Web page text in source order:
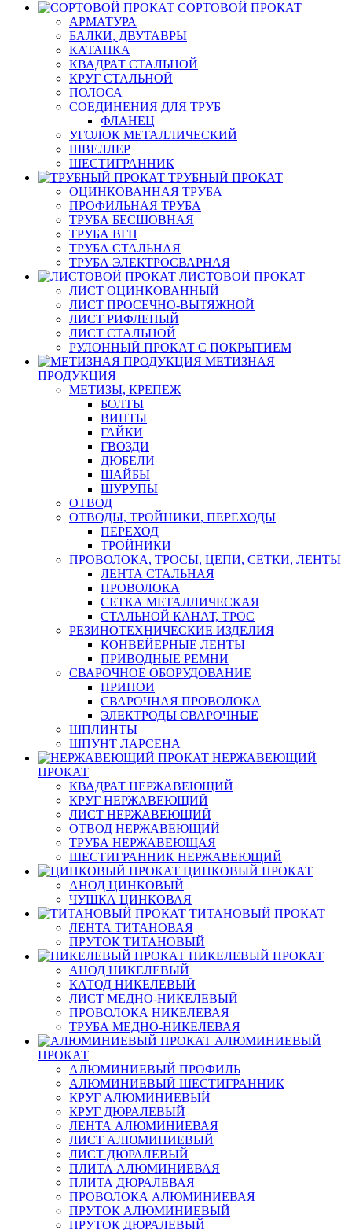
СОРТОВОЙ ПРОКАТ
АРМАТУРА
БАЛКИ, ДВУТАВРЫ
КАТАНКА
КВАДРАТ СТАЛЬНОЙ
КРУГ СТАЛЬНОЙ
ПОЛОСА
СОЕДИНЕНИЯ ДЛЯ ТРУБ
ФЛАНЕЦ
УГОЛОК МЕТАЛЛИЧЕСКИЙ
ШВЕЛЛЕР
ШЕСТИГРАННИК
ТРУБНЫЙ ПРОКАТ
ОЦИНКОВАННАЯ ТРУБА
ПРОФИЛЬНАЯ ТРУБА
ТРУБА БЕСШОВНАЯ
ТРУБА ВГП
ТРУБА СТАЛЬНАЯ
ТРУБА ЭЛЕКТРОСВАРНАЯ
ЛИСТОВОЙ ПРОКАТ
ЛИСТ ОЦИНКОВАННЫЙ
ЛИСТ ПРОСЕЧНО-ВЫТЯЖНОЙ
ЛИСТ РИФЛЕНЫЙ
ЛИСТ СТАЛЬНОЙ
РУЛОННЫЙ ПРОКАТ С ПОКРЫТИЕМ
МЕТИЗНАЯ
ПРОДУКЦИЯ
МЕТИЗЫ, КРЕПЕЖ
БОЛТЫ
ВИНТЫ
ГАЙКИ
ГВОЗДИ
ДЮБЕЛИ
ШАЙБЫ
ШУРУПЫ
ОТВОД
ОТВОДЫ, ТРОЙНИКИ, ПЕРЕХОДЫ
ПЕРЕХОД
ТРОЙНИКИ
ПРОВОЛОКА, ТРОСЫ, ЦЕПИ, СЕТКИ, ЛЕНТЫ
ЛЕНТА СТАЛЬНАЯ
ПРОВОЛОКА
СЕТКА МЕТАЛЛИЧЕСКАЯ
СТАЛЬНОЙ КАНАТ, ТРОС
РЕЗИНОТЕХНИЧЕСКИЕ ИЗДЕЛИЯ
КОНВЕЙЕРНЫЕ ЛЕНТЫ
ПРИВОДНЫЕ РЕМНИ
СВАРОЧНОЕ ОБОРУДОВАНИЕ
ПРИПОИ
СВАРОЧНАЯ ПРОВОЛОКА
ЭЛЕКТРОДЫ СВАРОЧНЫЕ
ШПЛИНТЫ
ШПУНТ ЛАРСЕНА
НЕРЖАВЕЮЩИЙ
ПРОКАТ
КВАДРАТ НЕРЖАВЕЮЩИЙ
КРУГ НЕРЖАВЕЮЩИЙ
ЛИСТ НЕРЖАВЕЮЩИЙ
ОТВОД НЕРЖАВЕЮЩИЙ
ТРУБА НЕРЖАВЕЮЩАЯ
ШЕСТИГРАННИК НЕРЖАВЕЮЩИЙ
ЦИНКОВЫЙ ПРОКАТ
АНОД ЦИНКОВЫЙ
ЧУШКА ЦИНКОВАЯ
ТИТАНОВЫЙ ПРОКАТ
ЛЕНТА ТИТАНОВАЯ
ПРУТОК ТИТАНОВЫЙ
НИКЕЛЕВЫЙ ПРОКАТ
АНОД НИКЕЛЕВЫЙ
КАТОД НИКЕЛЕВЫЙ
ЛИСТ МЕДНО-НИКЕЛЕВЫЙ
ПРОВОЛОКА НИКЕЛЕВАЯ
ТРУБА МЕДНО-НИКЕЛЕВАЯ
АЛЮМИНИЕВЫЙ
ПРОКАТ
АЛЮМИНИЕВЫЙ ПРОФИЛЬ
АЛЮМИНИЕВЫЙ ШЕСТИГРАННИК
КРУГ АЛЮМИНИЕВЫЙ
КРУГ ДЮРАЛЕВЫЙ
ЛЕНТА АЛЮМИНИЕВАЯ
ЛИСТ АЛЮМИНИЕВЫЙ
ЛИСТ ДЮРАЛЕВЫЙ
ПЛИТА АЛЮМИНИЕВАЯ
ПЛИТА ДЮРАЛЕВАЯ
ПРОВОЛОКА АЛЮМИНИЕВАЯ
ПРУТОК АЛЮМИНИЕВЫЙ
ПРУТОК ДЮРАЛЕВЫЙ